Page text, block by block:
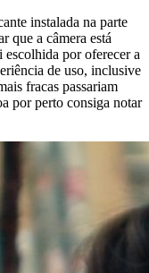
instalada na parte
que a câmera está
por oferecer a
de uso, inclusive
fracas passariam
por perto consiga notar